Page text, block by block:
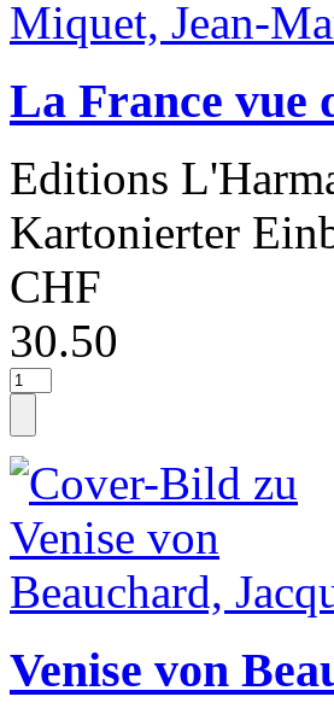
La France vue
Editions
Kartonierter
CHF
30.50
Venise von